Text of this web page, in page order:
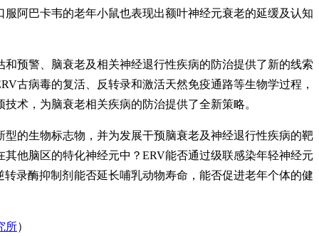
阿巴卡韦的老年小鼠也表现出额叶神经元衰老的延缓及认知
预警、脑衰老及相关神经退行性疾病的防治提供了新的线索
古病毒的复活、反转录和激活天然免疫通路等生物学过程，
术，为脑衰老相关疾病的防治提供了全新策略。
的生物标志物，并为发展干预脑衰老及神经退行性疾病的靶
他脑区的特化神经元中？ERV能否通过级联感染年轻神经元
录酶抑制剂能否延长哺乳动物寿命，能否促进老年个体的健
所）